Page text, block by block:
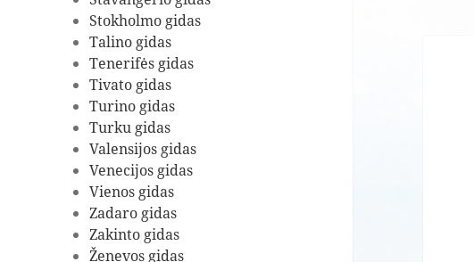
Stokholmo gidas
Talino gidas
Tenerifės gidas
Tivato gidas
Turino gidas
Turku gidas
Valensijos gidas
Venecijos gidas
Vienos gidas
Zadaro gidas
Zakinto gidas
Ženevos gidas